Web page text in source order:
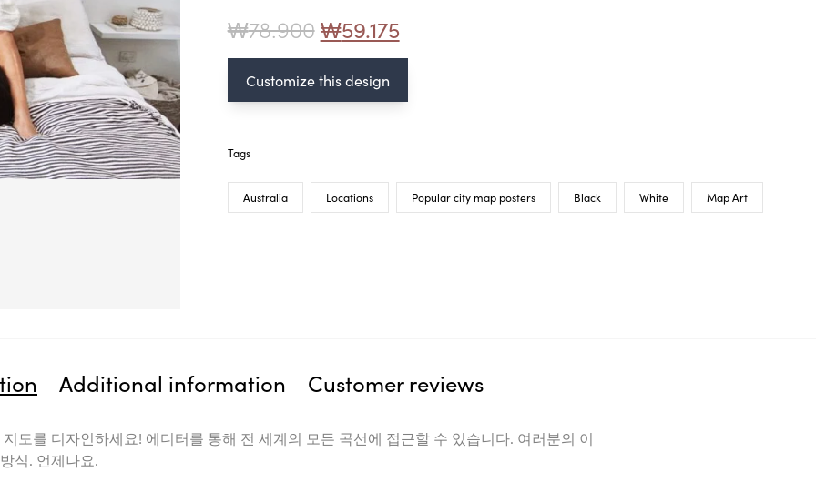
₩78.900₩59.175
Customize this design
Tags
Australia Locations Popular city map posters Black White Map Art
Additional information Customer reviews
도를 디자인하세요! 에디터를 통해 전 세계의 모든 곡선에 접근할 수 있습니다. 여러분의 이
식. 언제나요.